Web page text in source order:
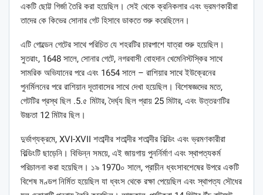
একটি ছোট্ট গির্জা তৈরি করা হয়েছিল। সেই থেকে ক্রনিকলার এবং ভ্রমণকারীরা
তাদের কে কিভের সোনার গেট হিসাবে ডাকতে শুরু করেছিলেন।
এটি গোল্ডেন গেটের সাথে পরিচিত যে শহরটির চারপাশে যাত্রা শুরু হয়েছিল।
সুতরাং, 1648 সালে, সোনার গেটে, নগরবাসী বোহদান খেমেনিস্টস্কির সাথে
সামরিক অভিযানের পরে এবং 1654 সালে – রাশিয়ার সাথে ইউক্রেনের
পুনর্মিলনের পরে রাশিয়ান দূতাবাসের সাথে দেখা হয়েছিল। বিশেষজ্ঞদের মতে,
গেটটির প্রস্থ ছিল .5.৫ মিটার, দৈর্ঘ্য ছিল প্রায় 25 মিটার, এবং উত্তরণটির
উচ্চতা 12 মিটার ছিল।
দুর্ভাগ্যক্রমে, XVI-XVII শতাব্দীর শতাব্দীর শতাব্দীর বিল্ডিং এবং ভ্রমণকারীরা
বিল্ডিংটি ছাড়েনি। বিভিন্ন সময়ে, এই জায়গায় পুনর্নির্মাণ এবং স্থাপত্যকর্ম
পরিচালনা করা হয়েছিল। ১৯ 1970০ সালে, প্রাচীন ধ্বংসাবশেষের উপরে একটি
বিশেষ মণ্ডপ নির্মিত হয়েছিল যা ধ্বংস থেকে রক্ষা পেয়েছিল এবং স্থাপত্য সৌধের